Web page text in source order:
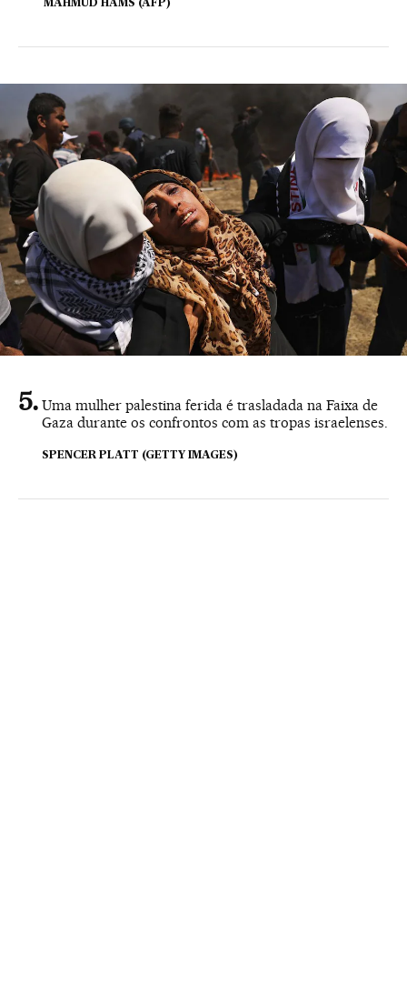
MAHMUD HAMS (AFP)
Uma mulher palestina ferida é trasladada na Faixa de
Gaza durante os confrontos com as tropas israelenses.
SPENCER PLATT (GETTY IMAGES)